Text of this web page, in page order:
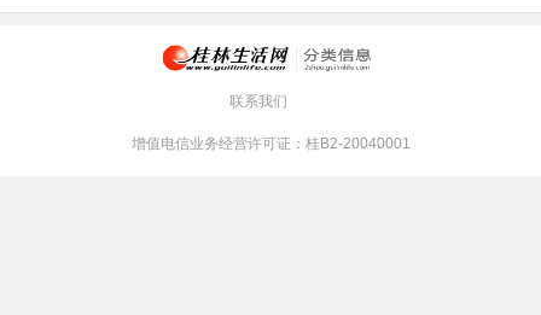
联系我们
增值电信业务经营许可证：桂B2-20040001